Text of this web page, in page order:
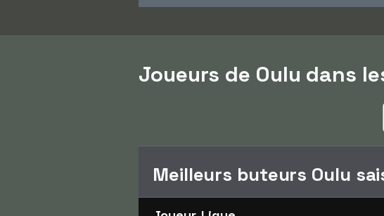
Joueurs de Oulu dans
Meilleurs buteurs Oulu